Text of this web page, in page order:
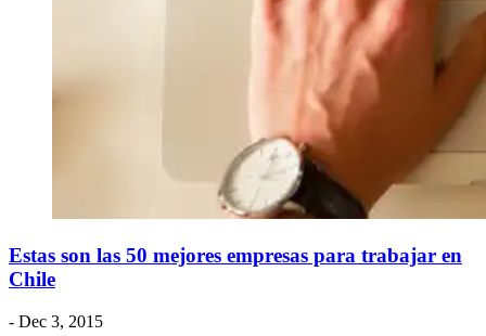
Estas son las 50 mejores empresas para trabajar en
Chile
- Dec 3, 2015